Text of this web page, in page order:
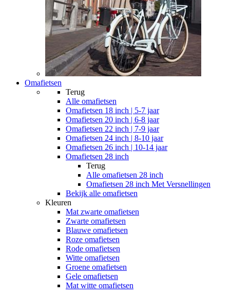
Omafietsen
Terug
Alle omafietsen
Omafietsen 18 inch | 5-7 jaar
Omafietsen 20 inch | 6-8 jaar
Omafietsen 22 inch | 7-9 jaar
Omafietsen 24 inch | 8-10 jaar
Omafietsen 26 inch | 10-14 jaar
Omafietsen 28 inch
Terug
Alle omafietsen 28 inch
Omafietsen 28 inch Met Versnellingen
Bekijk alle omafietsen
Kleuren
Mat zwarte omafietsen
Zwarte omafietsen
Blauwe omafietsen
Roze omafietsen
Rode omafietsen
Witte omafietsen
Groene omafietsen
Gele omafietsen
Mat witte omafietsen